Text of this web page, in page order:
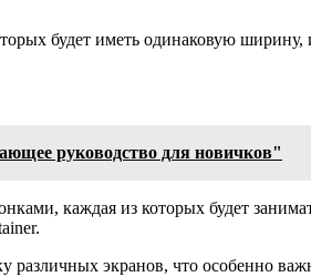
будет иметь одинаковую
руководство для новичков"
каждая из которых будет
экранов, что особенно